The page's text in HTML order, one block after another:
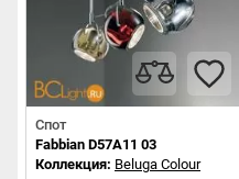
Спот
Fabbian D57A11 03
Коллекция: Beluga Colour